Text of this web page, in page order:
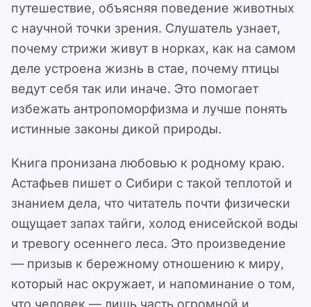
путешествие, объясняя поведение животных
с научной точки зрения. Слушатель узнает,
почему стрижи живут в норках, как на самом
деле устроена жизнь в стае, почему птицы
ведут себя так или иначе. Это помогает
избежать антропоморфизма и лучше понять
истинные законы дикой природы.
Книга пронизана любовью к родному краю.
Астафьев пишет о Сибири с такой теплотой и
знанием дела, что читатель почти физически
ощущает запах тайги, холод енисейской воды
и тревогу осеннего леса. Это произведение
— призыв к бережному отношению к миру,
который нас окружает, и напоминание о том,